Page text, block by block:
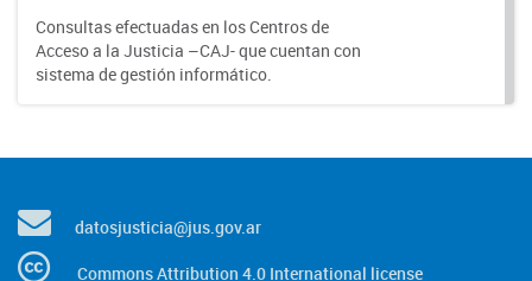
Consultas efectuadas en los Centros de
Acceso a la Justicia –CAJ- que cuentan con
sistema de gestión informático.
datosjusticia@jus.gov.ar
Commons Attribution 4.0 International license